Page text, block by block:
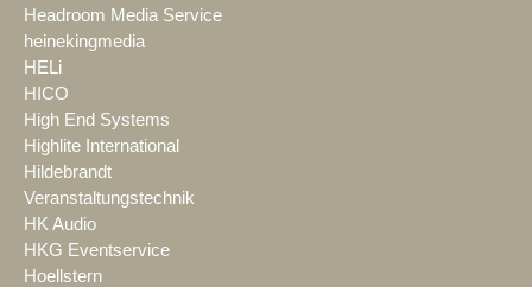
Headroom Media Service
heinekingmedia
HELi
HICO
High End Systems
Highlite International
Hildebrandt
Veranstaltungstechnik
HK Audio
HKG Eventservice
Hoellstern